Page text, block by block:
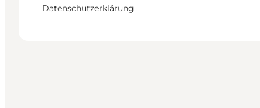
Datenschutzerklärung